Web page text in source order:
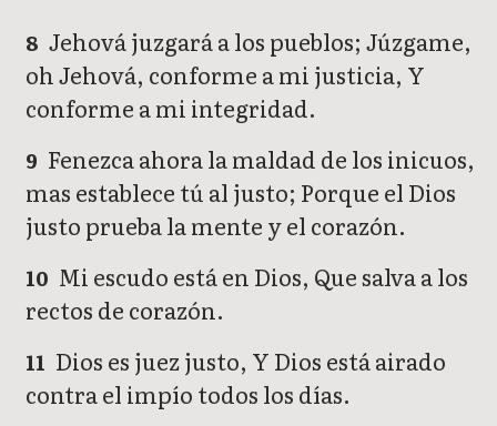
8 Jehová juzgará a los pueblos; Júzgame,
oh Jehová, conforme a mi justicia, Y
conforme a mi integridad.
9 Fenezca ahora la maldad de los inicuos,
mas establece tú al justo; Porque el Dios
justo prueba la mente y el corazón.
10 Mi escudo está en Dios, Que salva a los
rectos de corazón.
11 Dios es juez justo, Y Dios está airado
contra el impío todos los días.